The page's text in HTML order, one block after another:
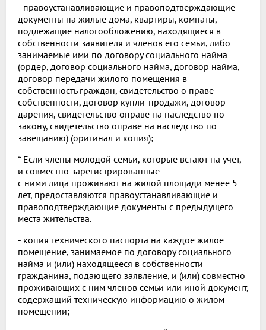
- правоустанавливающие и правоподтверждающие
документы на жилые дома, квартиры, комнаты,
подлежащие налогообложению, находящиеся в
собственности заявителя и членов его семьи, либо
занимаемые ими по договору социального найма
(ордер, договор социального найма, договор найма,
договор передачи жилого помещения в
собственность граждан, свидетельство о праве
собственности, договор купли-продажи, договор
дарения, свидетельство оправе на наследство по
закону, свидетельство оправе на наследство по
завещанию) (оригинал и копия);
* Если члены молодой семьи, которые встают на учет,
и совместно зарегистрированные
с ними лица проживают на жилой площади менее 5
лет, предоставляются правоустанавливающие и
правоподтверждающие документы с предыдущего
места жительства.
- копия технического паспорта на каждое жилое
помещение, занимаемое по договору социального
найма и (или) находящееся в собственности
гражданина, подающего заявление, и (или) совместно
проживающих с ним членов семьи или иной документ,
содержащий техническую информацию о жилом
помещении;